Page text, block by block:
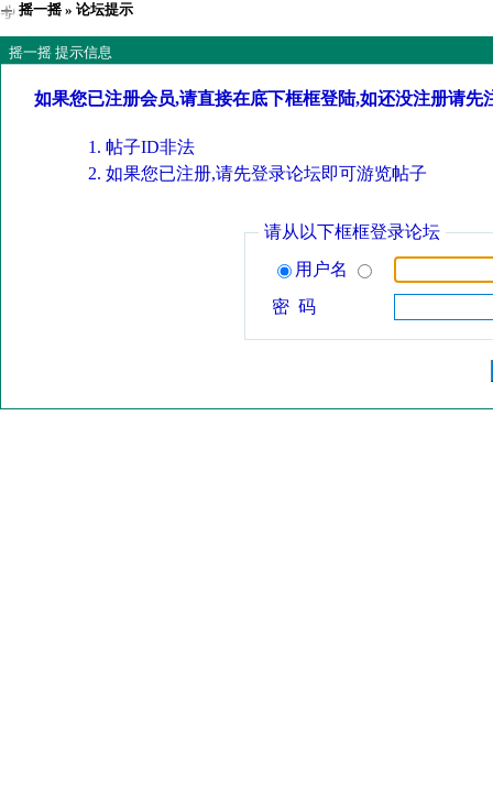
摇一摇» 论坛提示
摇一摇 提示信息
如果您已注册会员,请直接在底下框框登陆,如还没注册请先
帖子ID非法
如果您已注册,请先登录论坛即可游览帖子
请从以下框框登录论坛
用户名
密 码